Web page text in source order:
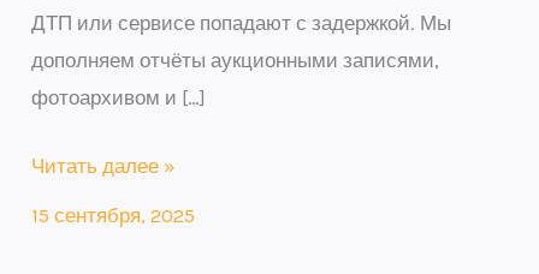
ДТП или сервисе попадают с задержкой. Мы
дополняем отчёты аукционными записями,
фотоархивом и […]
Читать далее »
15 сентября, 2025